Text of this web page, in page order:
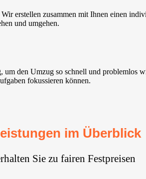
erstellen zusammen mit Ihnen einen
und umgehen.
den Umzug so schnell und problemlos
fokussieren können.
im Überblick
Sie zu fairen Festpreisen